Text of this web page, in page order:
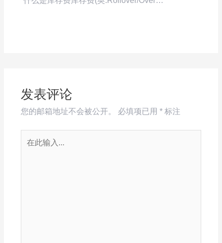
发表评论
您的邮箱地址不会被公开。 必填项已用 *标注